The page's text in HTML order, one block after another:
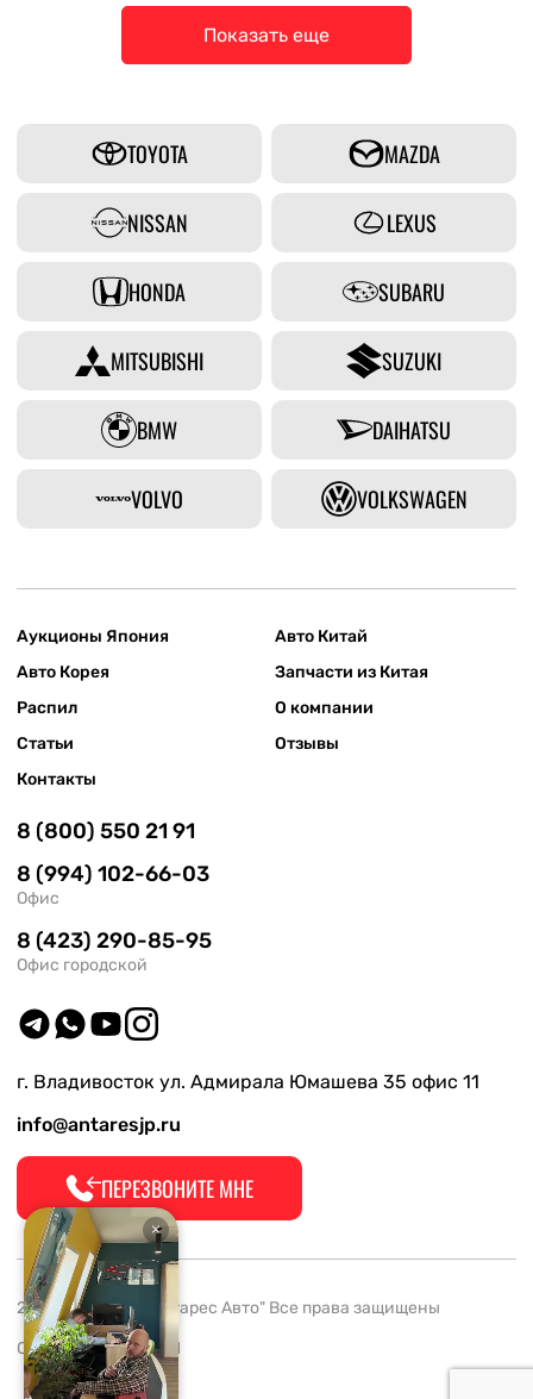
Показать еще
TOYOTA MAZDA
NISSAN LEXUS
HONDA SUBARU
MITSUBISHI SUZUKI
BMW DAIHATSU
VOLVO VOLKSWAGEN
Аукционы Япония
Авто Китай
Авто Корея
Запчасти из Китая
Распил
О компании
Статьи
Отзывы
Контакты
8 (800) 550 21 91
8 (994) 102-66-03
Офис
8 (423) 290-85-95
Офис городской
г. Владивосток ул. Адмирала Юмашева 35 офис 11
info@antaresjp.ru
ПЕРЕЗВОНИТЕ МНЕ
2008-2026 ООО "Антарес Авто" Все права защищены
ОГРН 1132537005061